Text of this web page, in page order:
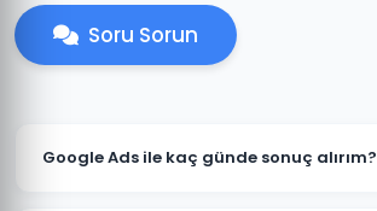
Soru Sorun
Google Ads ile kaç günde sonuç alırım?